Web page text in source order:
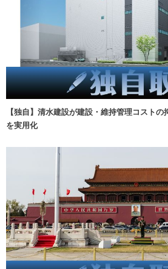
【独自】清水建設が建設・維持管理コスト
を実用化